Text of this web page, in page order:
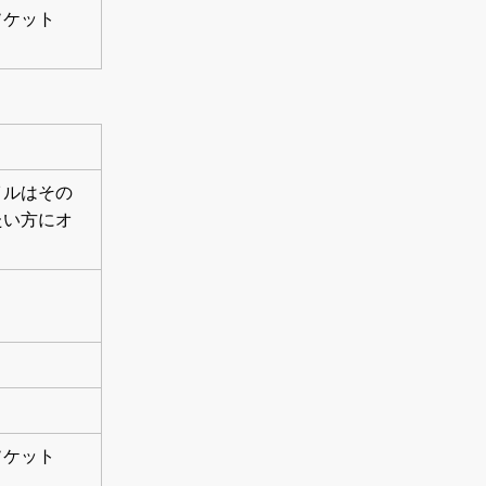
ット
はその
方にオ
ット